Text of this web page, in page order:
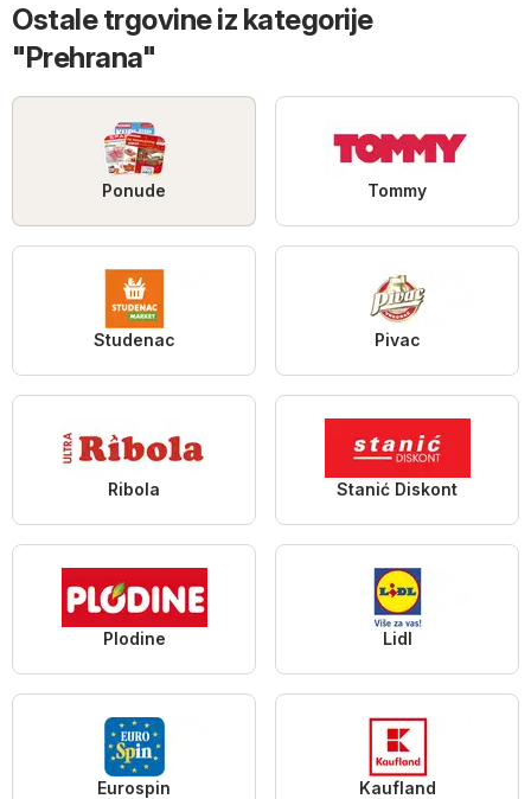
Ostale trgovine iz kategorije
"Prehrana"
Ponude Tommy
Studenac Pivac
Ribola Stanić Diskont
Plodine Lidl
Eurospin Kaufland